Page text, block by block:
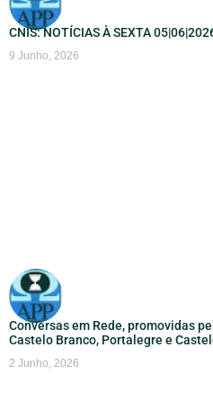
CNIS: NOTÍCIAS À SEXTA
9 Junho, 2026
Conversas em Rede, promovidas
Castelo Branco, Portalegre e
2 Junho, 2026